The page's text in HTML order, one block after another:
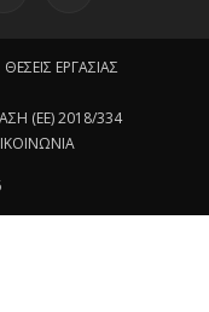
ΘΕΣΕΙΣ ΕΡΓΑΣΙΑΣ
(ΕΕ) 2018/334